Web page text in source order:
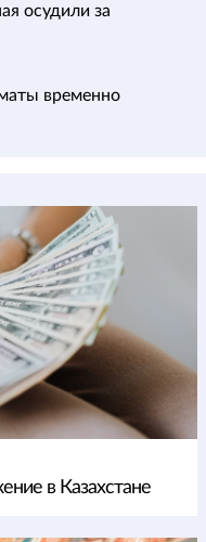
осудили за
временно
в Казахстане